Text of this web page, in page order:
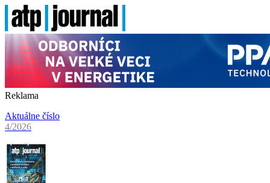
Reklama
Aktuálne číslo
4/2026